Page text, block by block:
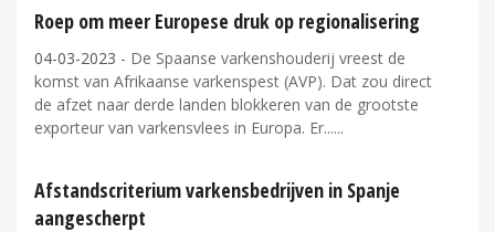
Roep om meer Europese druk op regionalisering
04-03-2023 - De Spaanse varkenshouderij vreest de
komst van Afrikaanse varkenspest (AVP). Dat zou direct
de afzet naar derde landen blokkeren van de grootste
exporteur van varkensvlees in Europa. Er...
Afstandscriterium varkensbedrijven in Spanje
aangescherpt